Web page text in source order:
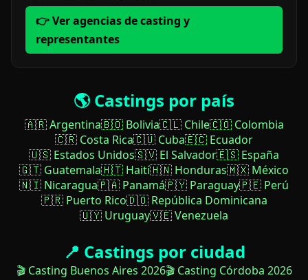
👉 Ver agencias de casting y
representantes
🌎 Castings por país
🇦🇷 Argentina🇧🇴 Bolivia🇨🇱 Chile🇨🇴 Colombia
🇨🇷 Costa Rica🇨🇺 Cuba🇪🇨 Ecuador
🇺🇸 Estados Unidos🇸🇻 El Salvador🇪🇸 España
🇬🇹 Guatemala🇭🇹 Haití🇭🇳 Honduras🇲🇽 México
🇳🇮 Nicaragua🇵🇦 Panamá🇵🇾 Paraguay🇵🇪 Perú
🇵🇷 Puerto Rico🇩🇴 República Dominicana
🇺🇾 Uruguay🇻🇪 Venezuela
📍 Castings por ciudad
🎬 Casting Buenos Aires 2026🎬 Casting Córdoba 2026